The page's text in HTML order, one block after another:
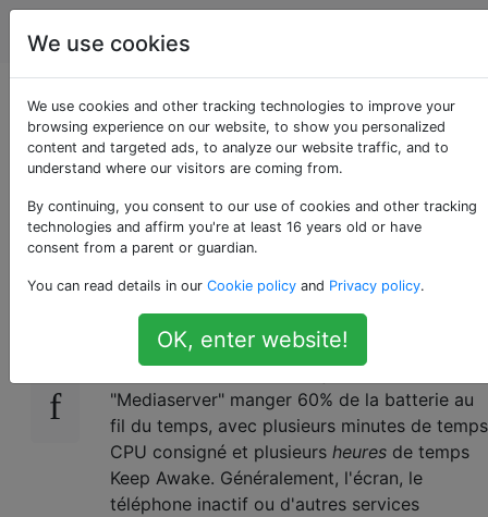
Android
Mediaserver utilisant
un temps CPU et une
batterie excessifs
17
J'ai un Nexus 4 sur OS version 4.2.1 qui a
soudainement commencé à vider sa batterie
très rapidement. Lorsque je regarde
l'utilisation de la batterie, je vois
"Mediaserver" manger 60% de la batterie au
fil du temps, avec plusieurs minutes de temps
CPU consigné et plusieurs heures de temps
Keep Awake. Généralement, l'écran, le
téléphone inactif ou d'autres services
We use cookies
We use cookies and other tracking technologies to improve your
browsing experience on our website, to show you personalized
content and targeted ads, to analyze our website traffic, and to
understand where our visitors are coming from.
By continuing, you consent to our use of cookies and other tracking
technologies and affirm you're at least 16 years old or have
consent from a parent or guardian.
You can read details in our Cookie policy and Privacy policy.
OK, enter website!